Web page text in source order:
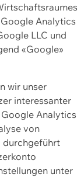
Analytics
LLC und
«Google»
wir unser
interessanter
Analytics
von
durchgeführt
unter